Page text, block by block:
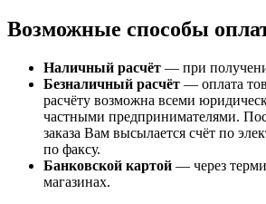
Возможные способы
Наличный расчёт — при
Безналичный расчёт — оплата
расчёту возможна всеми
частными предпринимателями.
заказа Вам высылается счёт по
по факсу.
Банковской картой — через
магазинах.